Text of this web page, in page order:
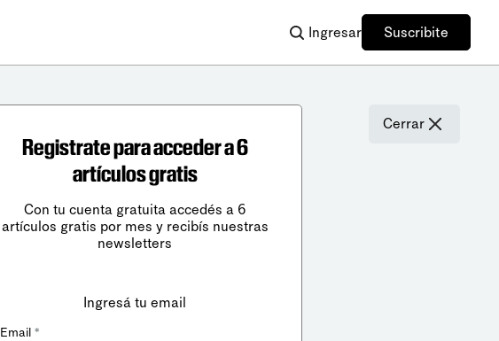
Ingresar Suscribite
Cerrar
Registrate para acceder a 6
artículos gratis
Con tu cuenta gratuita accedés a 6
artículos gratis por mes y recibís nuestras
newsletters
Ingresá tu email
Email *